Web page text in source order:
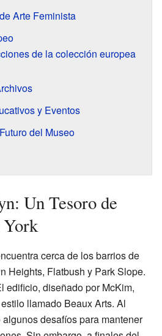
Arte Feminista
de la colección europea
y Eventos
del Museo
Un Tesoro de
York
cerca de los barrios de
Heights, Flatbush y Park Slope.
edificio, diseñado por McKim,
llamado Beaux Arts. Al
desafíos para mantener